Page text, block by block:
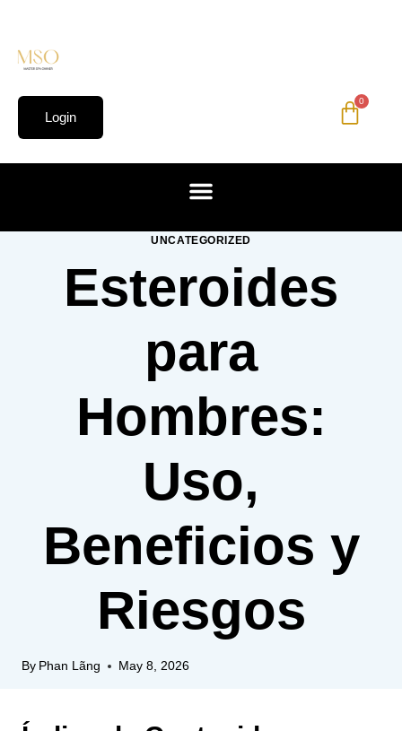
Login
0
UNCATEGORIZED
Esteroides
para
Hombres:
Uso,
Beneficios y
Riesgos
By Phan Lãng May 8, 2026